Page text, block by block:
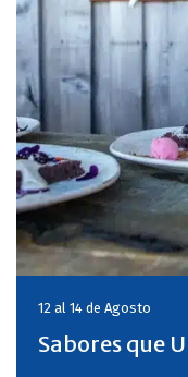
12 al 14 de Agosto
Sabores que